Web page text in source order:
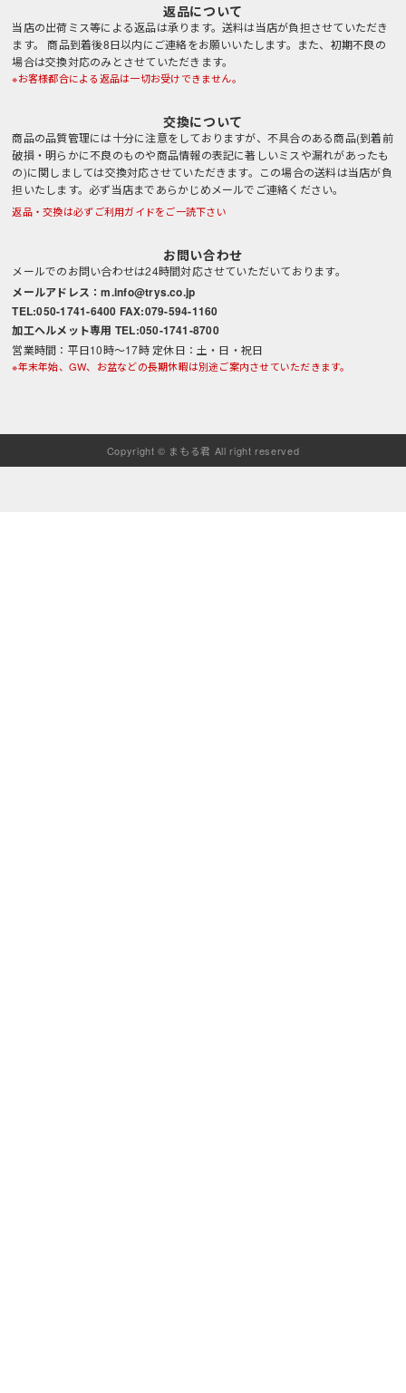
返品について
当店の出荷ミス等による返品は承ります。送料は当店が負担させていただき
ます。 商品到着後8日以内にご連絡をお願いいたします。また、初期不良の
場合は交換対応のみとさせていただきます。
※お客様都合による返品は一切お受けできません。
交換について
商品の品質管理には十分に注意をしておりますが、不具合のある商品(到着前
破損・明らかに不良のものや商品情報の表記に著しいミスや漏れがあったも
の)に関しましては交換対応させていただきます。この場合の送料は当店が負
担いたします。必ず当店まであらかじめメールでご連絡ください。
返品・交換は必ずご利用ガイドをご一読下さい
お問い合わせ
メールでのお問い合わせは24時間対応させていただいております。
メールアドレス：m.info@trys.co.jp
TEL:050-1741-6400 FAX:079-594-1160
加工ヘルメット専用 TEL:050-1741-8700
営業時間：平日10時～17時 定休日：土・日・祝日
※年末年始、GW、お盆などの長期休暇は別途ご案内させていただきます。
Copyright © まもる君 All right reserved